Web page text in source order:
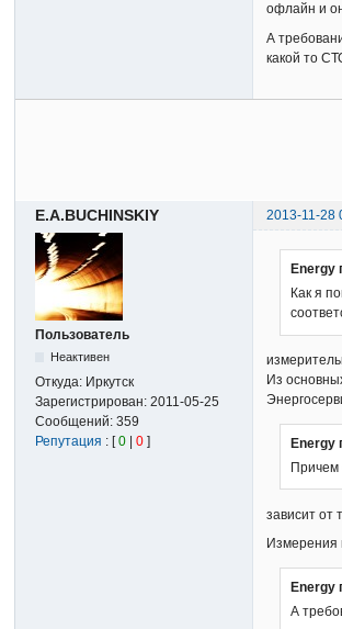
офлайн и
А
какой то
E.A.BUCHINSKIY 2013-11-28
Пользователь
Неактивен
Откуда: Иркутск
Зарегистрирован:2011-05-25
Сообщений:359
Репутация : [0 |0 ]
Energy
Как я
Из
Energy
Причем
зависит от
Измерения
Energy
А